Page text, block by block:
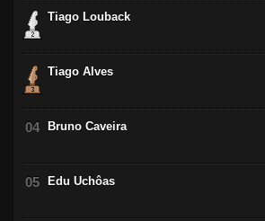
Tiago Louback
Tiago Alves
Bruno Caveira
Edu Uchôas